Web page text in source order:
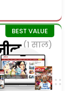
(1 साल)